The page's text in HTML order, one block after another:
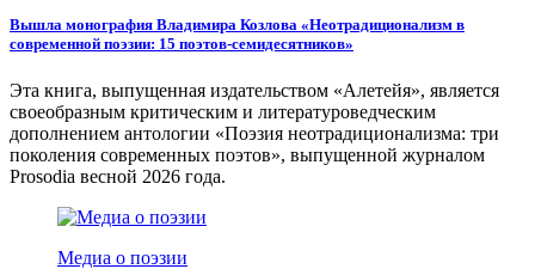
Вышла монография Владимира Козлова «Неотрадиционализм в
современной поэзии: 15 поэтов-семидесятников»
Эта книга, выпущенная издательством «Алетейя», является
своеобразным критическим и литературоведческим
дополнением антологии «Поэзия неотрадиционализма: три
поколения современных поэтов», выпущенной журналом
Prosodia весной 2026 года.
Медиа о поэзии